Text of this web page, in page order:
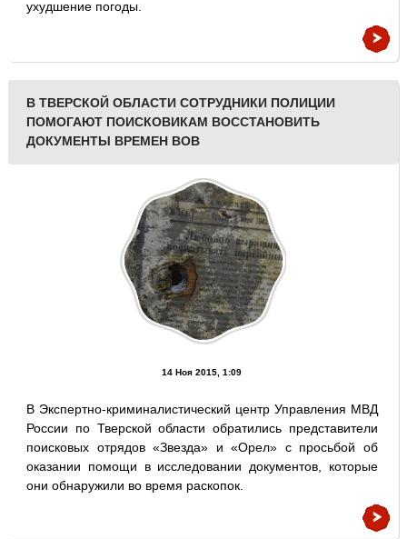
ухудшение погоды.
В ТВЕРСКОЙ ОБЛАСТИ СОТРУДНИКИ ПОЛИЦИИ
ПОМОГАЮТ ПОИСКОВИКАМ ВОССТАНОВИТЬ
ДОКУМЕНТЫ ВРЕМЕН ВОВ
14 Ноя 2015, 1:09
В Экспертно-криминалистический центр Управления МВД
России по Тверской области обратились представители
поисковых отрядов «Звезда» и «Орел» с просьбой об
оказании помощи в исследовании документов, которые
они обнаружили во время раскопок.